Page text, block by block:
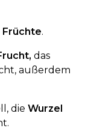
Früchte.
das
außerdem
die Wurzel